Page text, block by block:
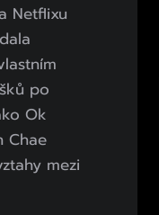
Netflixu
po
Ok
Chae
mezi